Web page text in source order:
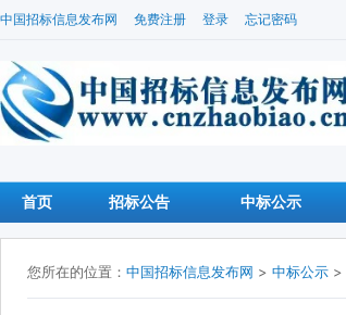
中国招标信息发布网 免费注册 登录 忘记密码
首页 招标公告 中标公示
您所在的位置： 中国招标信息发布网 > 中标公示 >